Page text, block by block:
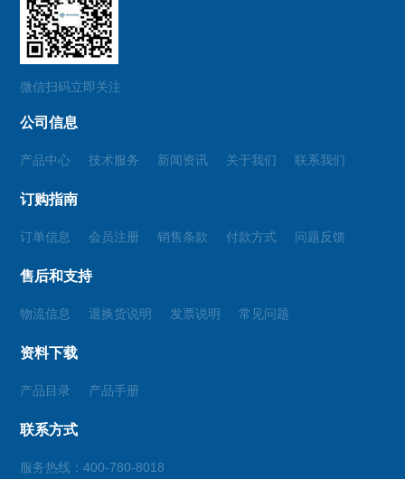
微信扫码立即关注
公司信息
产品中心 技术服务 新闻资讯 关于我们 联系我们
订购指南
订单信息 会员注册 销售条款 付款方式 问题反馈
售后和支持
物流信息 退换货说明 发票说明 常见问题
资料下载
产品目录 产品手册
联系方式
服务热线：400-780-8018